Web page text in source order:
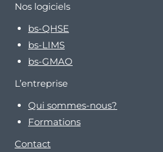
Nos logiciels
bs-QHSE
bs-LIMS
bs-GMAO
L’entreprise
Qui sommes-nous?
Formations
Contact